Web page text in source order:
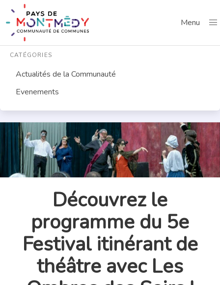
Menu
CATÉGORIES
Actualités de la Communauté
Evenements
Découvrez le
programme du 5e
Festival itinérant de
théâtre avec Les